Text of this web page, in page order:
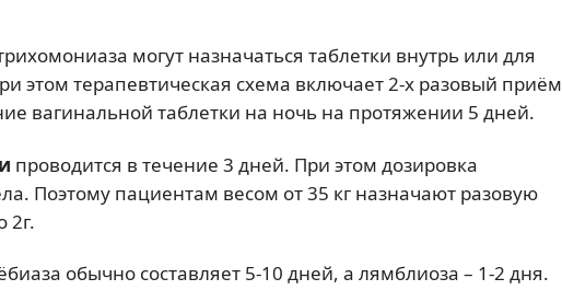
могут назначаться таблетки внутрь или для
этом терапевтическая схема включает 2-х разовый приём
вагинальной таблетки на ночь на протяжении 5 дней.
проводится в течение 3 дней. При этом дозировка
Поэтому пациентам весом от 35 кг назначают разовую
2г.
обычно составляет 5-10 дней, а лямблиоза – 1-2 дня.